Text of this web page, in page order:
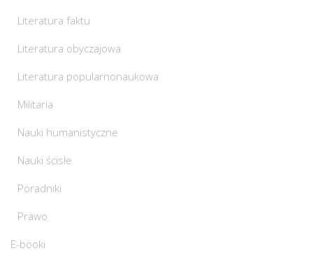
Literatura faktu
Literatura obyczajowa
Literatura popularnonaukowa
Militaria
Nauki humanistyczne
Nauki ścisłe
Poradniki
Prawo
E-booki